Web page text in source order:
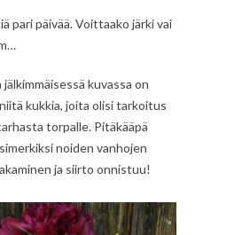
pari päivää. Voittaako järki vai
kuvassa on
kukkia, joita olisi tarkoitus
torpalle. Pitäkääpä
noiden vanhojen
ja siirto onnistuu!